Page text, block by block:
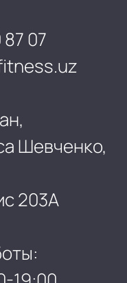
07
Шевченко,
203А